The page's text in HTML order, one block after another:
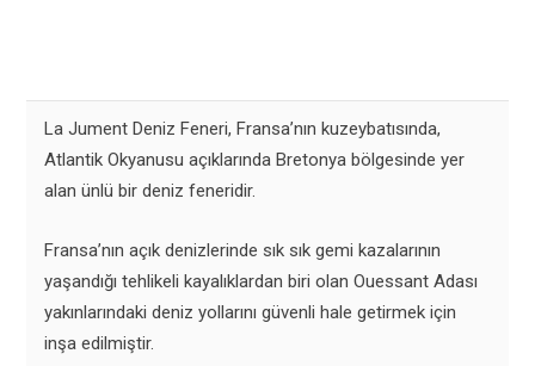
La Jument Deniz Feneri, Fransa’nın kuzeybatısında,
Atlantik Okyanusu açıklarında Bretonya bölgesinde yer
alan ünlü bir deniz feneridir.
Fransa’nın açık denizlerinde sık sık gemi kazalarının
yaşandığı tehlikeli kayalıklardan biri olan Ouessant Adası
yakınlarındaki deniz yollarını güvenli hale getirmek için
inşa edilmiştir.